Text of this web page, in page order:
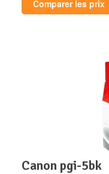
Comparer les prix
canon pgi-5bk